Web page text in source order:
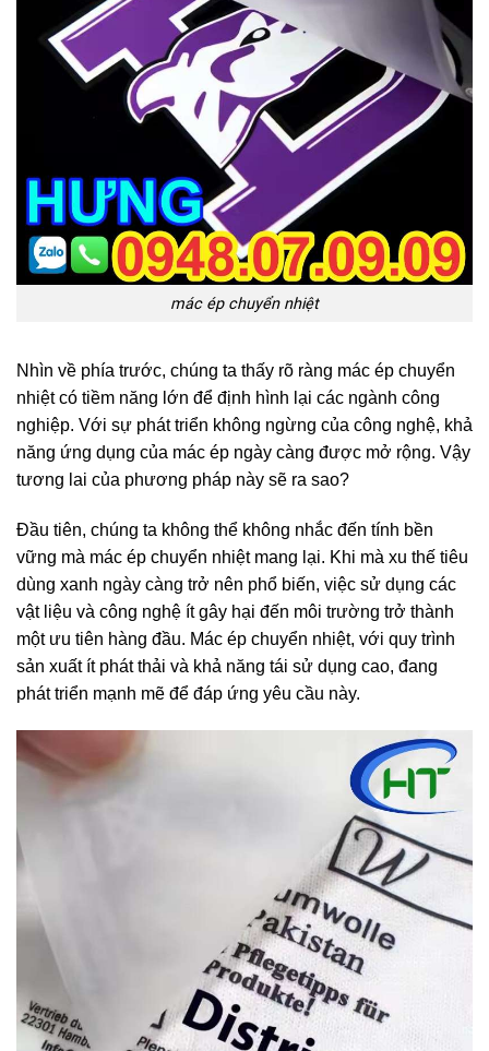
mác ép chuyển nhiệt
Nhìn về phía trước, chúng ta thấy rõ ràng mác ép chuyển
nhiệt có tiềm năng lớn để định hình lại các ngành công
nghiệp. Với sự phát triển không ngừng của công nghệ, khả
năng ứng dụng của mác ép ngày càng được mở rộng. Vậy
tương lai của phương pháp này sẽ ra sao?
Đầu tiên, chúng ta không thể không nhắc đến tính bền
vững mà mác ép chuyển nhiệt mang lại. Khi mà xu thế tiêu
dùng xanh ngày càng trở nên phổ biến, việc sử dụng các
vật liệu và công nghệ ít gây hại đến môi trường trở thành
một ưu tiên hàng đầu. Mác ép chuyển nhiệt, với quy trình
sản xuất ít phát thải và khả năng tái sử dụng cao, đang
phát triển mạnh mẽ để đáp ứng yêu cầu này.